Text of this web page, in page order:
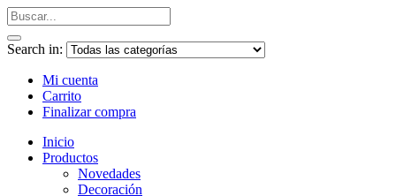
Search in:
Mi cuenta
Carrito
Finalizar compra
Inicio
Productos
Novedades
Decoración